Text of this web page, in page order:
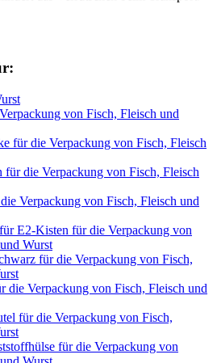
von Fisch, Fleisch und
für die Verpackung von Fisch, Fleisch
für die Verpackung von Fisch, Fleisch
Verpackung von Fisch, Fleisch und
E2-Kisten für die Verpackung von
Wurst
für die Verpackung von Fisch,
die Verpackung von Fisch, Fleisch und
für die Verpackung von Fisch,
für die Verpackung von